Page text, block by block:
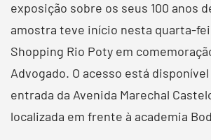
exposição sobre os seus 100 anos
amostra teve início nesta quarta-
Shopping Rio Poty em
Advogado. O acesso está
entrada da Avenida Marechal
localizada em frente à academia